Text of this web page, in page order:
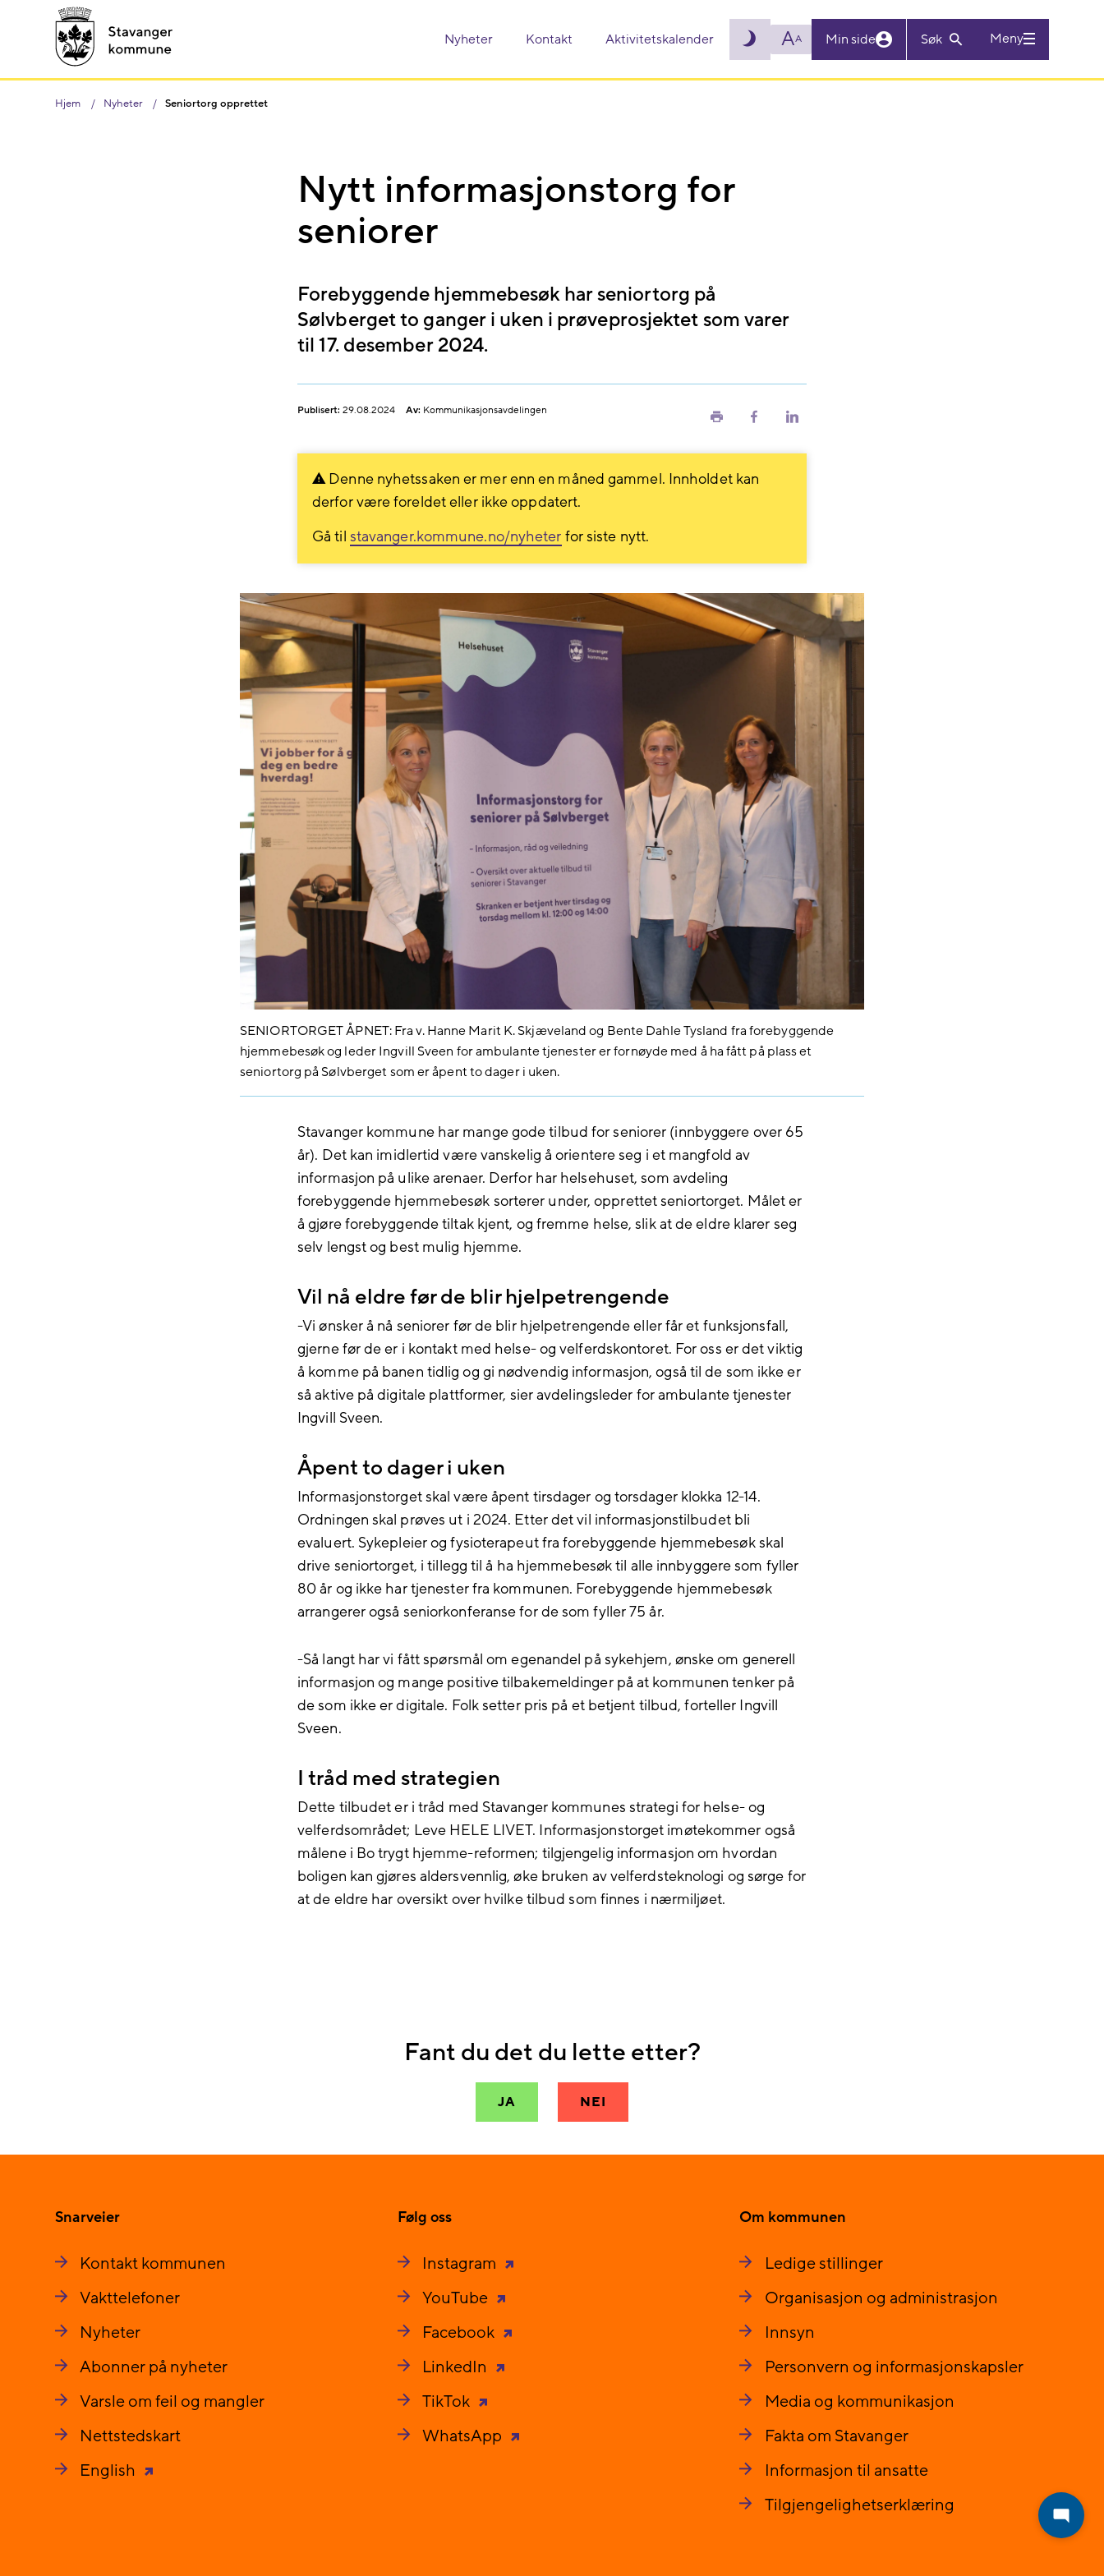
Nyheter Kontakt Aktivitetskalender AA Min side Søk Meny
Hjem Nyheter Seniortorg opprettet
Nytt informasjonstorg for
seniorer
Forebyggende hjemmebesøk har seniortorg på
Sølvberget to ganger i uken i prøveprosjektet som varer
til 17. desember 2024.
Publisert: 29.08.2024 Av: Kommunikasjonsavdelingen
Skriv Del
Del
Denne nyhetssaken er mer enn en måned gammel. Innholdet kan
derfor være foreldet eller ikke oppdatert.
Gå til stavanger.kommune.no/nyheter for siste nytt.
SENIORTORGET ÅPNET: Fra v. Hanne Marit K. Skjæveland og Bente Dahle Tysland fra forebyggende
hjemmebesøk og leder Ingvill Sveen for ambulante tjenester er fornøyde med å ha fått på plass et
seniortorg på Sølvberget som er åpent to dager i uken.
Stavanger kommune har mange gode tilbud for seniorer (innbyggere over 65
år). Det kan imidlertid være vanskelig å orientere seg i et mangfold av
informasjon på ulike arenaer. Derfor har helsehuset, som avdeling
forebyggende hjemmebesøk sorterer under, opprettet seniortorget. Målet er
å gjøre forebyggende tiltak kjent, og fremme helse, slik at de eldre klarer seg
selv lengst og best mulig hjemme.
Vil nå eldre før de blir hjelpetrengende
-Vi ønsker å nå seniorer før de blir hjelpetrengende eller får et funksjonsfall,
gjerne før de er i kontakt med helse- og velferdskontoret. For oss er det viktig
å komme på banen tidlig og gi nødvendig informasjon, også til de som ikke er
så aktive på digitale plattformer, sier avdelingsleder for ambulante tjenester
Ingvill Sveen.
Åpent to dager i uken
Informasjonstorget skal være åpent tirsdager og torsdager klokka 12-14.
Ordningen skal prøves ut i 2024. Etter det vil informasjonstilbudet bli
evaluert. Sykepleier og fysioterapeut fra forebyggende hjemmebesøk skal
drive seniortorget, i tillegg til å ha hjemmebesøk til alle innbyggere som fyller
80 år og ikke har tjenester fra kommunen. Forebyggende hjemmebesøk
arrangerer også seniorkonferanse for de som fyller 75 år.
-Så langt har vi fått spørsmål om egenandel på sykehjem, ønske om generell
informasjon og mange positive tilbakemeldinger på at kommunen tenker på
de som ikke er digitale. Folk setter pris på et betjent tilbud, forteller Ingvill
Sveen.
I tråd med strategien
Dette tilbudet er i tråd med Stavanger kommunes strategi for helse- og
velferdsområdet; Leve HELE LIVET. Informasjonstorget imøtekommer også
målene i Bo trygt hjemme-reformen; tilgjengelig informasjon om hvordan
boligen kan gjøres aldersvennlig, øke bruken av velferdsteknologi og sørge for
at de eldre har oversikt over hvilke tilbud som finnes i nærmiljøet.
Fant du det du lette etter?
JA NEI
Snarveier
Kontakt kommunen
Vakttelefoner
Nyheter
Abonner på nyheter
Varsle om feil og mangler
Nettstedskart
English
Følg oss
Instagram
YouTube
Facebook
LinkedIn
TikTok
WhatsApp
Om kommunen
Ledige stillinger
Organisasjon og administrasjon
Innsyn
Personvern og informasjonskapsler
Media og kommunikasjon
Fakta om Stavanger
Informasjon til ansatte
Tilgjengelighetserklæring